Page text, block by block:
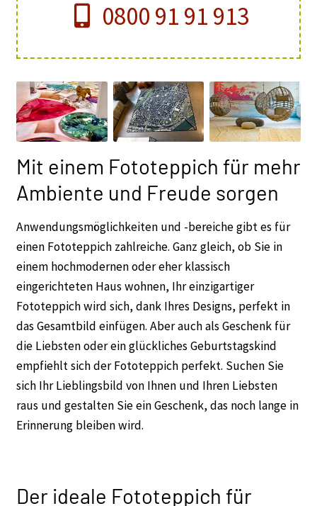
0800 91 91 913
Mit einem Fototeppich für mehr
Ambiente und Freude sorgen
Anwendungsmöglichkeiten und -bereiche gibt es für
einen Fototeppich zahlreiche. Ganz gleich, ob Sie in
einem hochmodernen oder eher klassisch
eingerichteten Haus wohnen, Ihr einzigartiger
Fototeppich wird sich, dank Ihres Designs, perfekt in
das Gesamtbild einfügen. Aber auch als Geschenk für
die Liebsten oder ein glückliches Geburtstagskind
empfiehlt sich der Fototeppich perfekt. Suchen Sie
sich Ihr Lieblingsbild von Ihnen und Ihren Liebsten
raus und gestalten Sie ein Geschenk, das noch lange in
Erinnerung bleiben wird.
Der ideale Fototeppich für